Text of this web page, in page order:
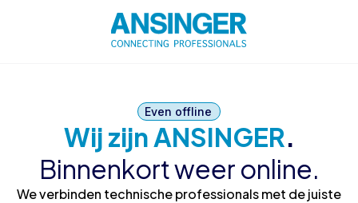
Even offline
Wij zijn ANSINGER.
Binnenkort weer online.
We verbinden technische professionals met de juiste